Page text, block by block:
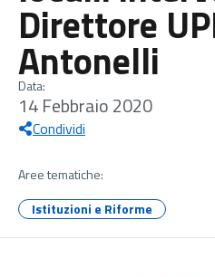
Direttore
Antonelli
Data:
14 Febbraio 2020
Condividi
Aree tematiche:
Istituzioni e Riforme